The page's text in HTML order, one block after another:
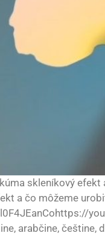
skleníkový
a čo môžeme
arabčine, češtine,